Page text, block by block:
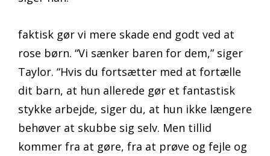
faktisk gør vi mere skade end godt ved at
rose børn. “Vi sænker baren for dem,” siger
Taylor. “Hvis du fortsætter med at fortælle
dit barn, at hun allerede gør et fantastisk
stykke arbejde, siger du, at hun ikke længere
behøver at skubbe sig selv. Men tillid
kommer fra at gøre, fra at prøve og fejle og